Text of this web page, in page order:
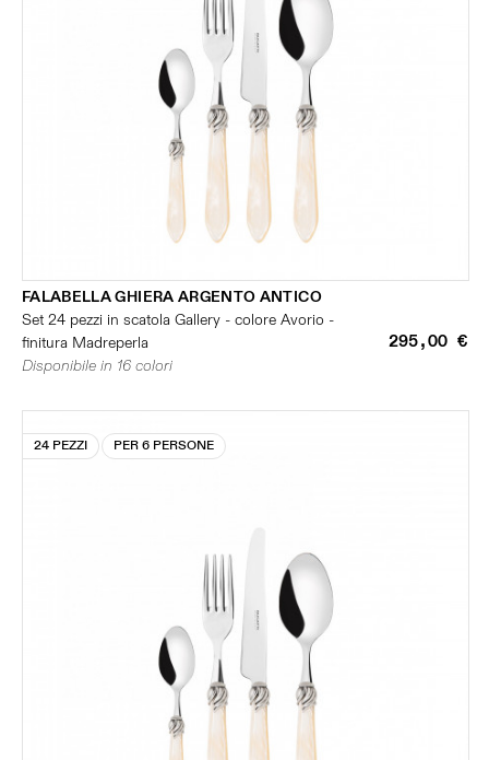
FALABELLA GHIERA ARGENTO ANTICO
Set 24 pezzi in scatola Gallery - colore Avorio -
finitura Madreperla
295,00 €
Disponibile in 16 colori
24 PEZZI PER 6 PERSONE